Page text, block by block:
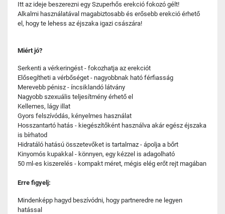
Itt az ideje beszerezni egy Szuperhős erekció fokozó gélt!
Alkalmi használatával magabiztosabb és erősebb erekció érhető
el, hogy te lehess az éjszaka igazi császára!
Miért jó?
Serkenti a vérkeringést - fokozhatja az erekciót
Elősegítheti a vérbőséget - nagyobbnak ható férfiasság
Merevebb pénisz - íncsiklandó látvány
Nagyobb szexuális teljesítmény érhető el
Kellemes, lágy illat
Gyors felszívódás, kényelmes használat
Hosszantartó hatás - kiegészítőként használva akár egész éjszaka
is bírhatod
Hidratáló hatású összetevőket is tartalmaz - ápolja a bőrt
Kinyomós kupakkal - könnyen, egy kézzel is adagolható
50 ml-es kiszerelés - kompakt méret, mégis elég erőt rejt magában
Erre figyelj:
Mindenképp hagyd beszívódni, hogy partneredre ne legyen
hatással